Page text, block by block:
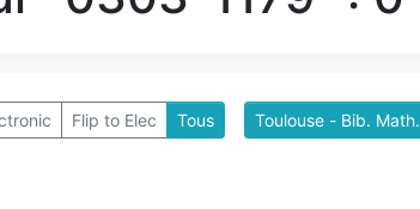
Flip to Elec Tous Toulouse - Bib. Math.